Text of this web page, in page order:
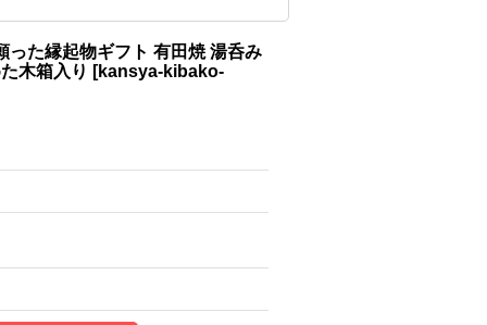
った縁起物ギフト 有田焼 湯呑み
木箱入り [kansya-kibako-